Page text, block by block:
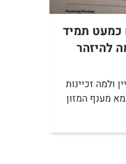
כמעט תמיד
להיזהר
ולמה זכיינות
מענף המזון